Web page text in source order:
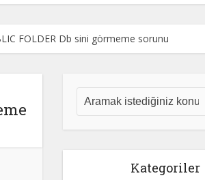
FOLDER Db sini görmeme sorunu
Kategoriler